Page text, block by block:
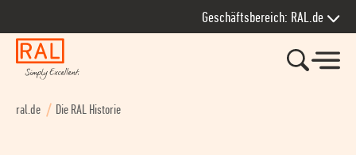
Geschäftsbereich: RAL.de
ral.de Die RAL Historie